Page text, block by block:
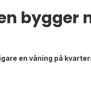
bygger
en våning på